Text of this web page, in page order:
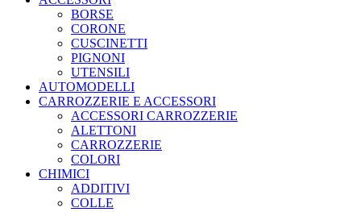
BORSE
CORONE
CUSCINETTI
PIGNONI
UTENSILI
AUTOMODELLI
CARROZZERIE E ACCESSORI
ACCESSORI CARROZZERIE
ALETTONI
CARROZZERIE
COLORI
CHIMICI
ADDITIVI
COLLE